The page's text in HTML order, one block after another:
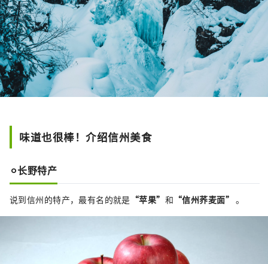
味道也很棒！介绍信州美食
⚪︎长野特产
说到信州的特产，最有名的就是 “苹果” 和 “信州荞麦面” 。